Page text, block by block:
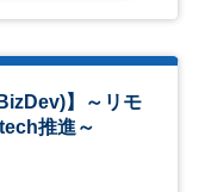
】～リモ
推進～